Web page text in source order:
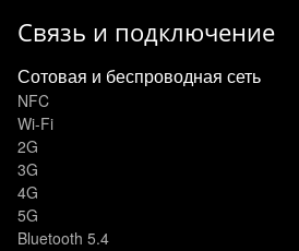
Связь и подключение
Сотовая и беспроводная сеть
NFC
Wi-Fi
2G
3G
4G
5G
Bluetooth 5.4